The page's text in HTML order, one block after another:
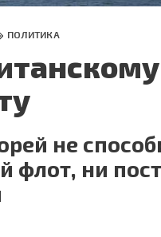
ПОЛИТИКА
не
флот, ни